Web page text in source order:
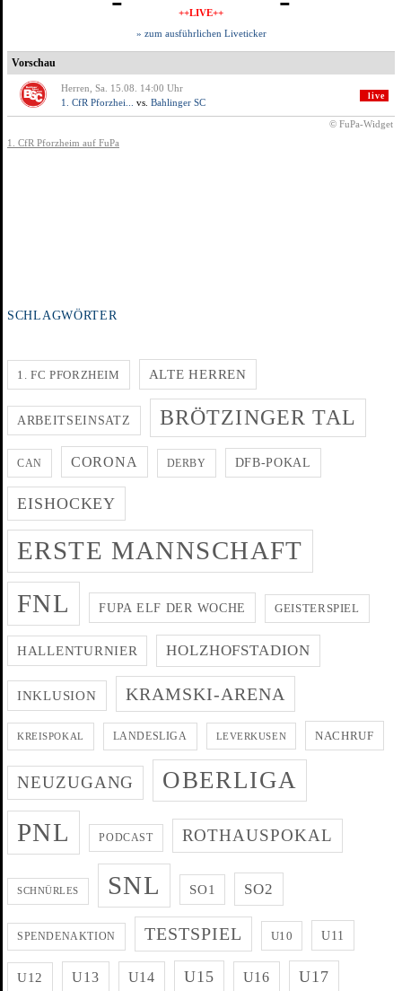
SCHLAGWÖRTER
1. FC PFORZHEIM ALTE HERREN
ARBEITSEINSATZ BRÖTZINGER TAL
CAN CORONA DERBY DFB-POKAL
EISHOCKEY
ERSTE MANNSCHAFT
FNL FUPA ELF DER WOCHE GEISTERSPIEL
HALLENTURNIER HOLZHOFSTADION
INKLUSION KRAMSKI-ARENA
KREISPOKAL LANDESLIGA LEVERKUSEN NACHRUF
NEUZUGANG OBERLIGA
PNL PODCAST ROTHAUSPOKAL
SCHNÜRLES SNL SO1 SO2
SPENDENAKTION TESTSPIEL U10 U11
U12 U13 U14 U15 U16 U17